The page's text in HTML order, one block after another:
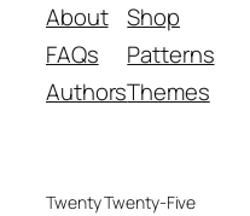
About
FAQs
Authors
Shop
Patterns
Themes
Twenty Twenty-Five